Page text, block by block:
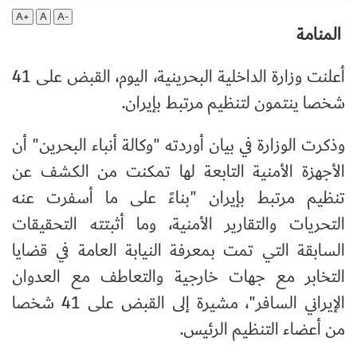
A+
A A-
أعلنت وزارة الداخلية البحرينية، اليوم، القبض على 41
شخصا ينتمون لتنظيم مرتبط بإيران.
وذكرت الوزارة في بيان أوردته "وكالة أنباء البحرين" أن
الأجهزة الأمنية التابعة لها تمكنت من الكشف عن
تنظيم مرتبط بإيران "بناءً على ما أسفرت عنه
التحريات والتقارير الأمنية، وما أثبتته التحقيقات
السابقة التي تمت بمعرفة النيابة العامة في قضايا
التخابر مع جهات خارجية والتعاطف مع العدوان
الإيراني السافر"، مشيرة إلى القبض على 41 شخصا
من أعضاء التنظيم الرئيس.